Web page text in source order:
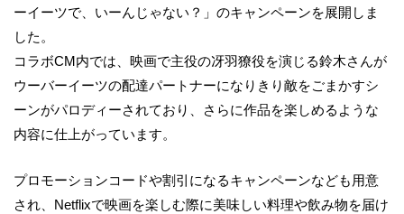
ーイーツで、いーんじゃない？」のキャンペーンを展開しま
した。
コラボCM内では、映画で主役の冴羽獠役を演じる鈴木さんが
ウーバーイーツの配達パートナーになりきり敵をごまかすシ
ーンがパロディーされており、さらに作品を楽しめるような
内容に仕上がっています。
プロモーションコードや割引になるキャンペーンなども用意
され、Netflixで映画を楽しむ際に美味しい料理や飲み物を届け